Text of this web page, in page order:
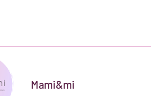
Mami&mi